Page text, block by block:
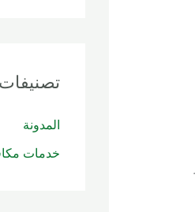
تصنيفات
المدونة
خدمات